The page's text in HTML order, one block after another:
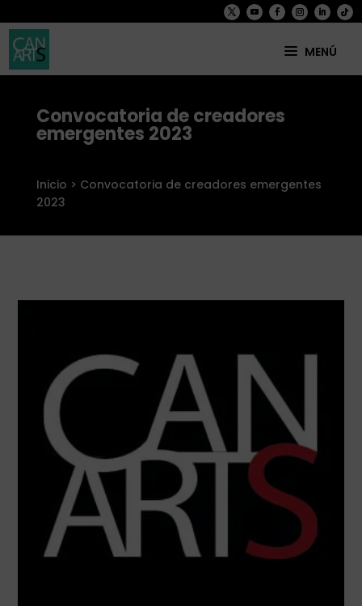
INICIO
PROGRAMA
PARTICIPA
HISTÓRICO
Convocatoria de creadores
emergentes 2023
Inicio > Convocatoria de creadores emergentes
2023